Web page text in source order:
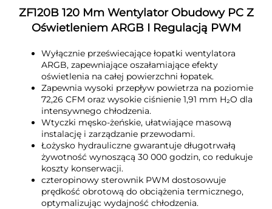
ZF120B 120 Mm Wentylator Obudowy PC Z
Oświetleniem ARGB I Regulacją PWM
Wyłącznie przeświecające łopatki wentylatora
ARGB, zapewniające oszałamiające efekty
oświetlenia na całej powierzchni łopatek.
Zapewnia wysoki przepływ powietrza na poziomie
72,26 CFM oraz wysokie ciśnienie 1,91 mm H₂O dla
intensywnego chłodzenia.
Wtyczki męsko-żeńskie, ułatwiające masową
instalację i zarządzanie przewodami.
Łożysko hydrauliczne gwarantuje długotrwałą
żywotność wynoszącą 30 000 godzin, co redukuje
koszty konserwacji.
czteropinowy sterownik PWM dostosowuje
prędkość obrotową do obciążenia termicznego,
optymalizując wydajność chłodzenia.